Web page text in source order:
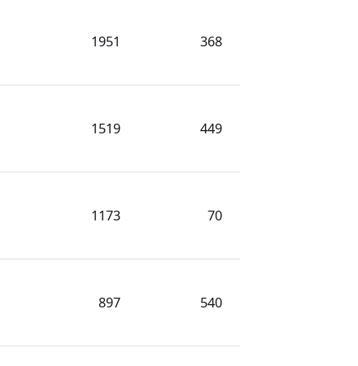
1951 368
1519 449
1173 70
897 540